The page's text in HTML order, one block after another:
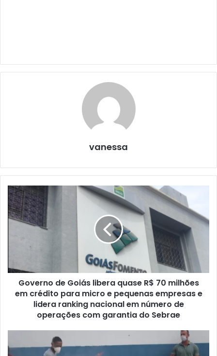
vanessa
Governo de Goiás libera quase R$ 70 milhões
em crédito para micro e pequenas empresas e
lidera ranking nacional em número de
operações com garantia do Sebrae